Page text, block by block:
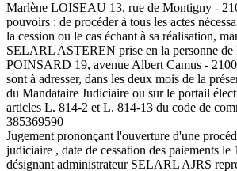
Marlène LOISEAU 13, rue de Montigny -
pouvoirs : de procéder à tous les actes
la cession ou le cas échant à sa réalisation,
SELARL ASTEREN prise en la personne de
POINSARD 19, avenue Albert Camus -
sont à adresser, dans les deux mois de la
du Mandataire Judiciaire ou sur le portail
articles L. 814-2 et L. 814-13 du code de
385369590
Jugement prononçant l'ouverture d'une
judiciaire , date de cessation des paiements le
désignant administrateur SELARL AJRS